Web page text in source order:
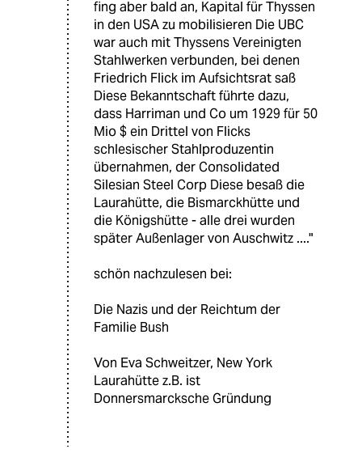
fing aber bald an, Kapital für Thyssen
in den USA zu mobilisieren Die UBC
war auch mit Thyssens Vereinigten
Stahlwerken verbunden, bei denen
Friedrich Flick im Aufsichtsrat saß
Diese Bekanntschaft führte dazu,
dass Harriman und Co um 1929 für 50
Mio $ ein Drittel von Flicks
schlesischer Stahlproduzentin
übernahmen, der Consolidated
Silesian Steel Corp Diese besaß die
Laurahütte, die Bismarckhütte und
die Königshütte - alle drei wurden
später Außenlager von Auschwitz ...."
schön nachzulesen bei:
Die Nazis und der Reichtum der
Familie Bush
Von Eva Schweitzer, New York
Laurahütte z.B. ist
Donnersmarcksche Gründung